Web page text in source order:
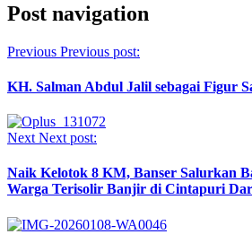
Post navigation
Previous Previous post:
KH. Salman Abdul Jalil sebagai Figur
Next Next post:
Naik Kelotok 8 KM, Banser Salurkan
Warga Terisolir Banjir di Cintapuri